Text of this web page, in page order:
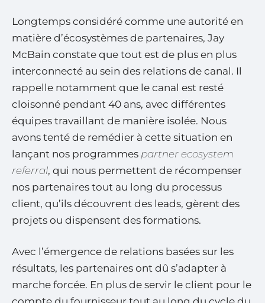
Longtemps considéré comme une autorité en
matière d’écosystèmes de partenaires, Jay
McBain constate que tout est de plus en plus
interconnecté au sein des relations de canal. Il
rappelle notamment que le canal est resté
cloisonné pendant 40 ans, avec différentes
équipes travaillant de manière isolée. Nous
avons tenté de remédier à cette situation en
lançant nos programmes partner ecosystem
referral, qui nous permettent de récompenser
nos partenaires tout au long du processus
client, qu’ils découvrent des leads, gèrent des
projets ou dispensent des formations.
Avec l’émergence de relations basées sur les
résultats, les partenaires ont dû s’adapter à
marche forcée. En plus de servir le client pour le